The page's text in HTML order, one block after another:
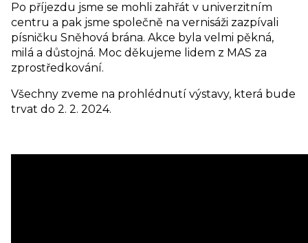
Po příjezdu jsme se mohli zahřát v univerzitním
centru a pak jsme společně na vernisáži zazpívali
písničku Sněhová brána. Akce byla velmi pěkná,
milá a důstojná. Moc děkujeme lidem z MAS za
zprostředkování.
Všechny zveme na prohlédnutí výstavy, která bude
trvat do 2. 2. 2024.